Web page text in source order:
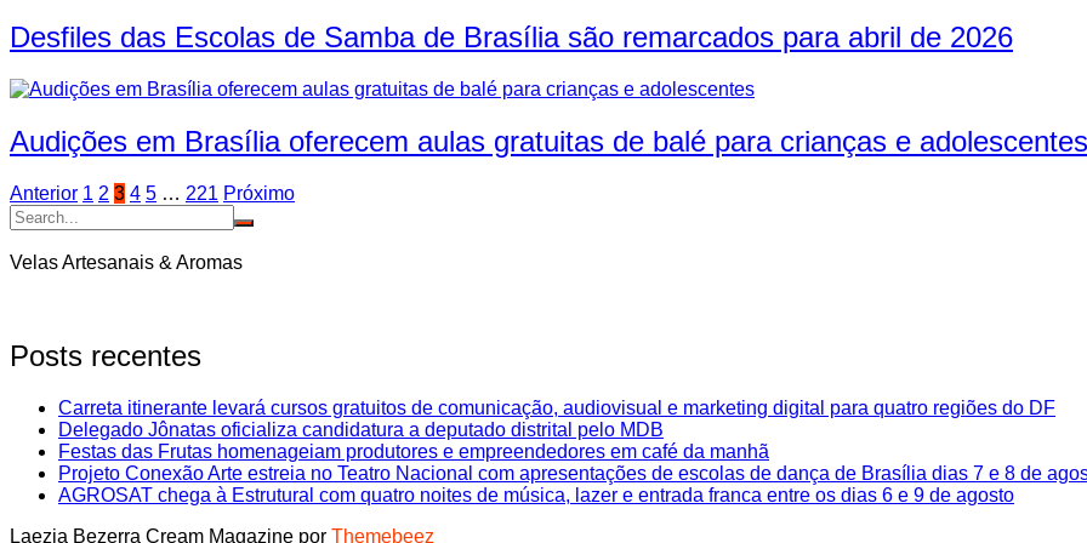
Desfiles das Escolas de Samba de Brasília são remarcados para abril de 2026
Audições em Brasília oferecem aulas gratuitas de balé para crianças e adolescentes
Navegação
por
posts
Anterior 1 2 3 4 5 … 221 Próximo
Velas Artesanais & Aromas
Posts recentes
Carreta itinerante levará cursos gratuitos de comunicação, audiovisual e marketing digital para quatro regiões do DF
Delegado Jônatas oficializa candidatura a deputado distrital pelo MDB
Festas das Frutas homenageiam produtores e empreendedores em café da manhã
Projeto Conexão Arte estreia no Teatro Nacional com apresentações de escolas de dança de Brasília dias 7 e 8 de
AGROSAT chega à Estrutural com quatro noites de música, lazer e entrada franca entre os dias 6 e 9 de agosto
Laezia Bezerra Cream Magazine por Themebeez